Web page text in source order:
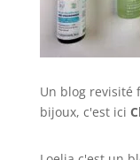
Un blog revisité
bijoux, c'est ici